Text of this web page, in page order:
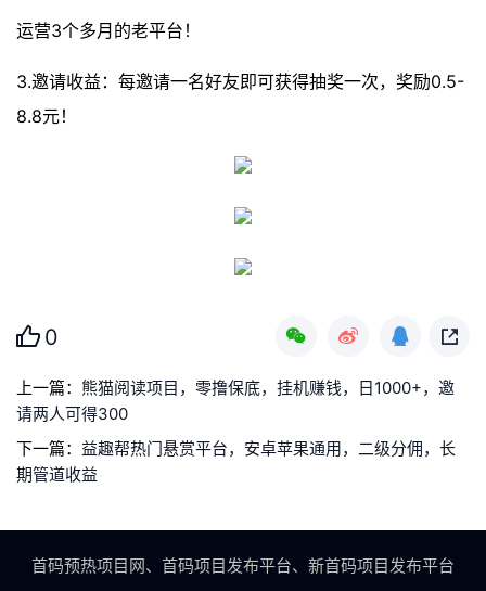
运营3个多月的老平台！
3.邀请收益：每邀请一名好友即可获得抽奖一次，奖励0.5-
8.8元！
0
上一篇： 熊猫阅读项目，零撸保底，挂机赚钱，日1000+，邀
请两人可得300
下一篇： 益趣帮热门悬赏平台，安卓苹果通用，二级分佣，长
期管道收益
首码预热项目网、首码项目发布平台、新首码项目发布平台